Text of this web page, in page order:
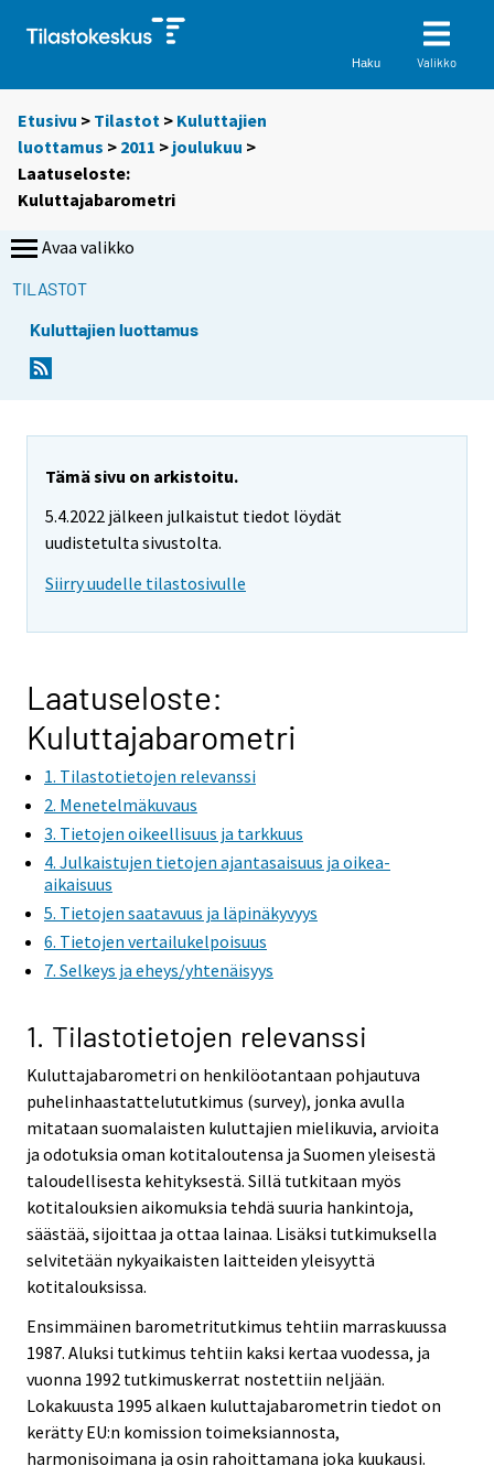
Haku Valikko
Etusivu > Tilastot > Kuluttajien
luottamus > 2011 > joulukuu >
Laatuseloste:
Kuluttajabarometri
Avaa valikko
TILASTOT
Kuluttajien luottamus
Tämä sivu on arkistoitu.
5.4.2022 jälkeen julkaistut tiedot löydät
uudistetulta sivustolta.
Siirry uudelle tilastosivulle
Laatuseloste:
Kuluttajabarometri
1. Tilastotietojen relevanssi
2. Menetelmäkuvaus
3. Tietojen oikeellisuus ja tarkkuus
4. Julkaistujen tietojen ajantasaisuus ja oikea-
aikaisuus
5. Tietojen saatavuus ja läpinäkyvyys
6. Tietojen vertailukelpoisuus
7. Selkeys ja eheys/yhtenäisyys
1. Tilastotietojen relevanssi
Kuluttajabarometri on henkilöotantaan pohjautuva
puhelinhaastattelututkimus (survey), jonka avulla
mitataan suomalaisten kuluttajien mielikuvia, arvioita
ja odotuksia oman kotitaloutensa ja Suomen yleisestä
taloudellisesta kehityksestä. Sillä tutkitaan myös
kotitalouksien aikomuksia tehdä suuria hankintoja,
säästää, sijoittaa ja ottaa lainaa. Lisäksi tutkimuksella
selvitetään nykyaikaisten laitteiden yleisyyttä
kotitalouksissa.
Ensimmäinen barometritutkimus tehtiin marraskuussa
1987. Aluksi tutkimus tehtiin kaksi kertaa vuodessa, ja
vuonna 1992 tutkimuskerrat nostettiin neljään.
Lokakuusta 1995 alkaen kuluttajabarometrin tiedot on
kerätty EU:n komission toimeksiannosta,
harmonisoimana ja osin rahoittamana joka kuukausi.